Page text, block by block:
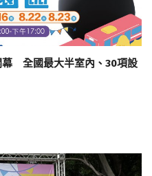
全國最大半室內、30項設